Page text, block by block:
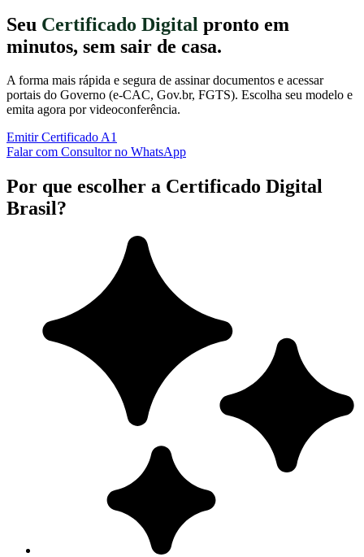
Seu Certificado Digital pronto em
minutos, sem sair de casa.
A forma mais rápida e segura de assinar documentos e acessar
portais do Governo (e-CAC, Gov.br, FGTS). Escolha seu modelo e
emita agora por videoconferência.
Emitir Certificado A1
Falar com Consultor no WhatsApp
Por que escolher a Certificado Digital
Brasil?